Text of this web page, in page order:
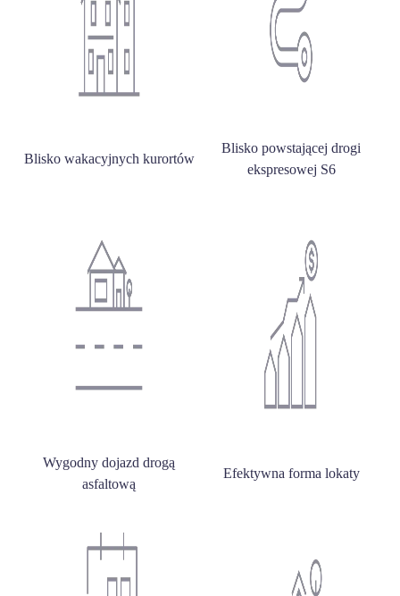
Blisko wakacyjnych kurortów
Blisko powstającej drogi
ekspresowej S6
Wygodny dojazd drogą
asfaltową
Efektywna forma lokaty